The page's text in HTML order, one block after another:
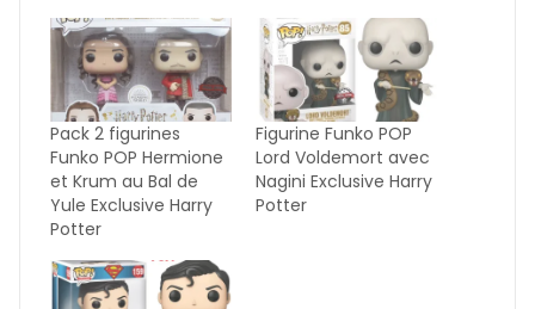
Pack 2 figurines
Funko POP Hermione
et Krum au Bal de
Yule Exclusive Harry
Potter
Figurine Funko POP
Lord Voldemort avec
Nagini Exclusive Harry
Potter